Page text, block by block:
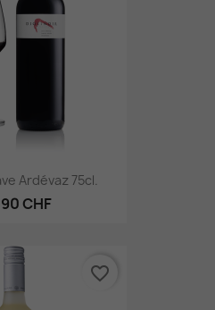
Ardévaz 75cl.
CHF
favorite_border